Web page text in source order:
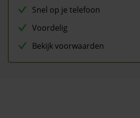
Snel op je telefoon
Voordelig
Bekijk voorwaarden